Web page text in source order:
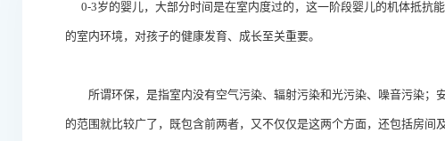
0-3岁的婴儿，大部分时间是在室内度过的，这一阶段婴儿的机体抵抗
的室内环境，对孩子的健康发育、成长至关重要。
所谓环保，是指室内没有空气污染、辐射污染和光污染、噪音污染；
的范围就比较广了，既包含前两者，又不仅仅是这两个方面，还包括房